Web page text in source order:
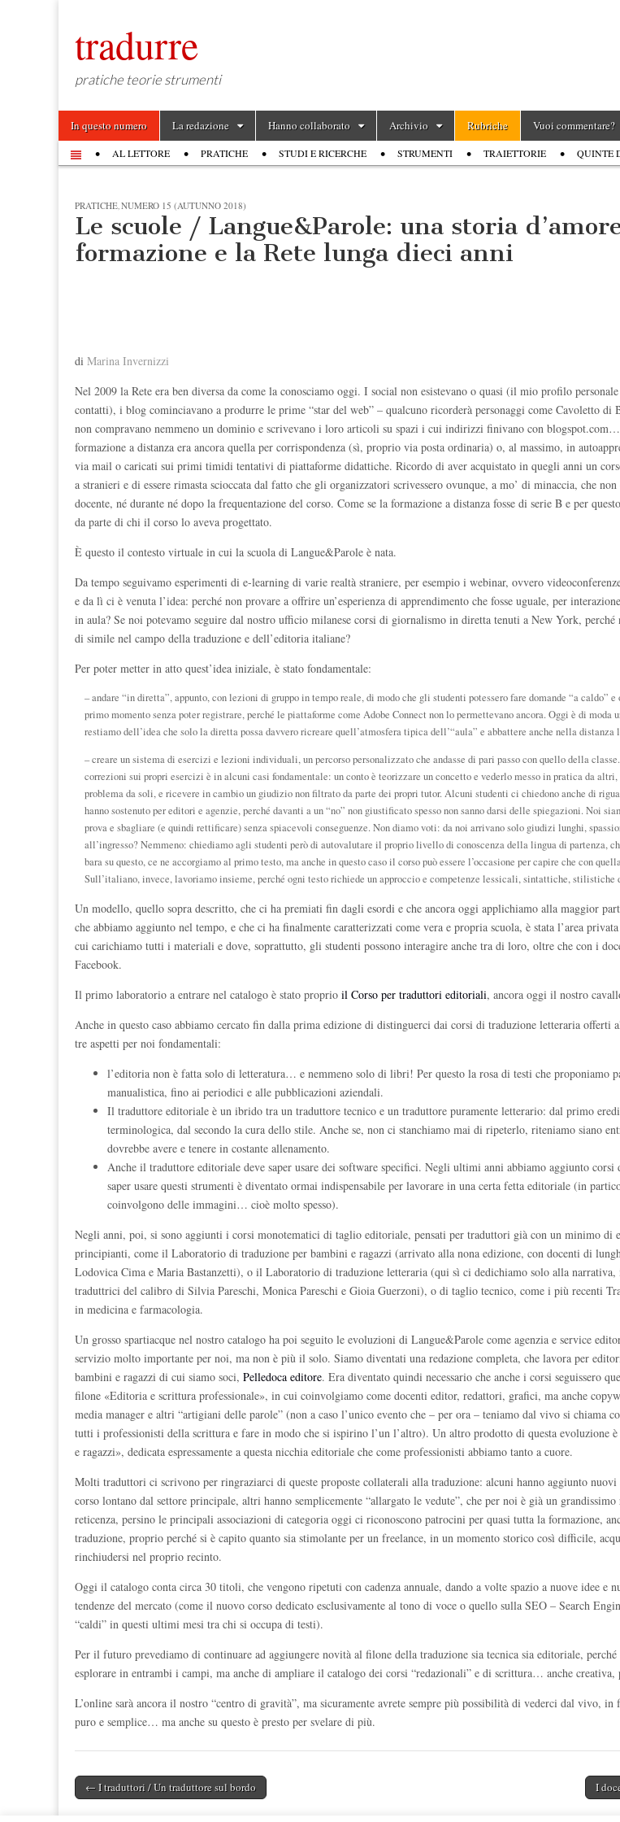
tradurre
pratiche teorie strumenti
Main menu
Skip to content
In questo numero La redazione Hanno collaborato Archivio Rubriche Vuoi commentare?
Sub menu
AL LETTORE PRATICHE STUDI E RICERCHE STRUMENTI TRAIETTORIE QUINTE
PRATICHE NUMERO 15 (AUTUNNO 2018)
Le scuole / Langue&Parole: una storia
formazione e la Rete lunga dieci anni
di Marina Invernizzi
Nel 2009 la Rete era ben diversa da come la conosciamo oggi. I social non esistevano o quasi (il mio profilo
contatti), i blog cominciavano a produrre le prime “star del web” – qualcuno ricorderà personaggi come Cavoletto di
non compravano nemmeno un dominio e scrivevano i loro articoli su spazi i cui indirizzi finivano con
formazione a distanza era ancora quella per corrispondenza (sì, proprio via posta ordinaria) o, al massimo, in
via mail o caricati sui primi timidi tentativi di piattaforme didattiche. Ricordo di aver acquistato in quegli anni un
a stranieri e di essere rimasta scioccata dal fatto che gli organizzatori scrivessero ovunque, a mo’ di minaccia, che
docente, né durante né dopo la frequentazione del corso. Come se la formazione a distanza fosse di serie B e per
da parte di chi il corso lo aveva progettato.
È questo il contesto virtuale in cui la scuola di Langue&Parole è nata.
Da tempo seguivamo esperimenti di e-learning di varie realtà straniere, per esempio i webinar, ovvero
e da lì ci è venuta l’idea: perché non provare a offrire un’esperienza di apprendimento che fosse uguale, per
in aula? Se noi potevamo seguire dal nostro ufficio milanese corsi di giornalismo in diretta tenuti a New York, perché
di simile nel campo della traduzione e dell’editoria italiane?
Per poter metter in atto quest’idea iniziale, è stato fondamentale:
– andare “in diretta”, appunto, con lezioni di gruppo in tempo reale, di modo che gli studenti potessero fare domande “a caldo”
primo momento senza poter registrare, perché le piattaforme come Adobe Connect non lo permettevano ancora. Oggi è di moda
restiamo dell’idea che solo la diretta possa davvero ricreare quell’atmosfera tipica dell’“aula” e abbattere anche nella distanza
– creare un sistema di esercizi e lezioni individuali, un percorso personalizzato che andasse di pari passo con quello della
correzioni sui propri esercizi è in alcuni casi fondamentale: un conto è teorizzare un concetto e vederlo messo in pratica da
problema da soli, e ricevere in cambio un giudizio non filtrato da parte dei propri tutor. Alcuni studenti ci chiedono anche di
hanno sostenuto per editori e agenzie, perché davanti a un “no” non giustificato spesso non sanno darsi delle spiegazioni. Noi
prova e sbagliare (e quindi rettificare) senza spiacevoli conseguenze. Non diamo voti: da noi arrivano solo giudizi lunghi,
all’ingresso? Nemmeno: chiediamo agli studenti però di autovalutare il proprio livello di conoscenza della lingua di partenza,
bara su questo, ce ne accorgiamo al primo testo, ma anche in questo caso il corso può essere l’occasione per capire che con
Sull’italiano, invece, lavoriamo insieme, perché ogni testo richiede un approccio e competenze lessicali, sintattiche, stilistiche
Un modello, quello sopra descritto, che ci ha premiati fin dagli esordi e che ancora oggi applichiamo alla maggior
che abbiamo aggiunto nel tempo, e che ci ha finalmente caratterizzati come vera e propria scuola, è stata l’area
cui carichiamo tutti i materiali e dove, soprattutto, gli studenti possono interagire anche tra di loro, oltre che con i
Facebook.
Il primo laboratorio a entrare nel catalogo è stato proprio il Corso per traduttori editoriali, ancora oggi il nostro
Anche in questo caso abbiamo cercato fin dalla prima edizione di distinguerci dai corsi di traduzione letteraria offerti
tre aspetti per noi fondamentali:
l’editoria non è fatta solo di letteratura… e nemmeno solo di libri! Per questo la rosa di testi che proponiamo
manualistica, fino ai periodici e alle pubblicazioni aziendali.
Il traduttore editoriale è un ibrido tra un traduttore tecnico e un traduttore puramente letterario: dal primo
terminologica, dal secondo la cura dello stile. Anche se, non ci stanchiamo mai di ripeterlo, riteniamo siano
dovrebbe avere e tenere in costante allenamento.
Anche il traduttore editoriale deve saper usare dei software specifici. Negli ultimi anni abbiamo aggiunto corsi
saper usare questi strumenti è diventato ormai indispensabile per lavorare in una certa fetta editoriale (in
coinvolgono delle immagini… cioè molto spesso).
Negli anni, poi, si sono aggiunti i corsi monotematici di taglio editoriale, pensati per traduttori già con un minimo di
principianti, come il Laboratorio di traduzione per bambini e ragazzi (arrivato alla nona edizione, con docenti di
Lodovica Cima e Maria Bastanzetti), o il Laboratorio di traduzione letteraria (qui sì ci dedichiamo solo alla narrativa,
traduttrici del calibro di Silvia Pareschi, Monica Pareschi e Gioia Guerzoni), o di taglio tecnico, come i più recenti
in medicina e farmacologia.
Un grosso spartiacque nel nostro catalogo ha poi seguito le evoluzioni di Langue&Parole come agenzia e service
servizio molto importante per noi, ma non è più il solo. Siamo diventati una redazione completa, che lavora per
bambini e ragazzi di cui siamo soci, Pelledoca editore. Era diventato quindi necessario che anche i corsi seguissero
filone «Editoria e scrittura professionale», in cui coinvolgiamo come docenti editor, redattori, grafici, ma anche
media manager e altri “artigiani delle parole” (non a caso l’unico evento che – per ora – teniamo dal vivo si chiama
tutti i professionisti della scrittura e fare in modo che si ispirino l’un l’altro). Un altro prodotto di questa evoluzione
e ragazzi», dedicata espressamente a questa nicchia editoriale che come professionisti abbiamo tanto a cuore.
Molti traduttori ci scrivono per ringraziarci di queste proposte collaterali alla traduzione: alcuni hanno aggiunto
corso lontano dal settore principale, altri hanno semplicemente “allargato le vedute”, che per noi è già un
reticenza, persino le principali associazioni di categoria oggi ci riconoscono patrocini per quasi tutta la formazione,
traduzione, proprio perché si è capito quanto sia stimolante per un freelance, in un momento storico così difficile,
rinchiudersi nel proprio recinto.
Oggi il catalogo conta circa 30 titoli, che vengono ripetuti con cadenza annuale, dando a volte spazio a nuove idee e
tendenze del mercato (come il nuovo corso dedicato esclusivamente al tono di voce o quello sulla SEO – Search
“caldi” in questi ultimi mesi tra chi si occupa di testi).
Per il futuro prevediamo di continuare ad aggiungere novità al filone della traduzione sia tecnica sia editoriale, perché
esplorare in entrambi i campi, ma anche di ampliare il catalogo dei corsi “redazionali” e di scrittura… anche creativa,
L’online sarà ancora il nostro “centro di gravità”, ma sicuramente avrete sempre più possibilità di vederci dal vivo, in
puro e semplice… ma anche su questo è presto per svelare di più.
Post navigation
← I traduttori / Un traduttore sul bordo I